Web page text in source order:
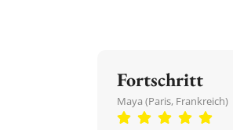
Fortschritt
Maya (Paris, Frankreich)